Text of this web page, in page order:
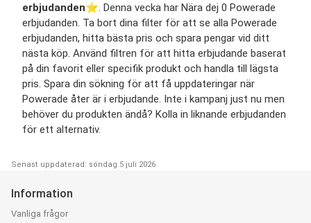
erbjudanden⭐️. Denna vecka har Nära dej 0 Powerade
erbjudanden. Ta bort dina filter för att se alla Powerade
erbjudanden, hitta bästa pris och spara pengar vid ditt
nästa köp. Använd filtren för att hitta erbjudande baserat
på din favorit eller specifik produkt och handla till lägsta
pris. Spara din sökning för att få uppdateringar när
Powerade åter är i erbjudande. Inte i kampanj just nu men
behöver du produkten ändå? Kolla in liknande erbjudanden
för ett alternativ.
Senast uppdaterad: söndag 5 juli 2026
Information
Vanliga frågor